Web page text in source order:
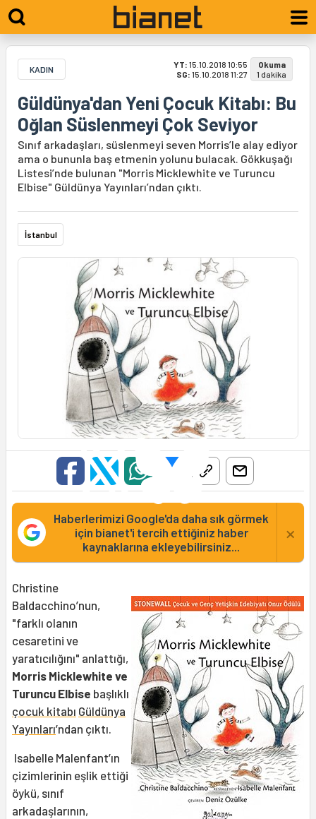
KADIN YT: 15.10.2018 10:55
SG: 15.10.2018 11:27
Okuma
1 dakika
Güldünya'dan Yeni Çocuk Kitabı: Bu
Oğlan Süslenmeyi Çok Seviyor
Sınıf arkadaşları, süslenmeyi seven Morris’le alay ediyor
ama o bununla baş etmenin yolunu bulacak. Gökkuşağı
Listesi’nde bulunan "Morris Micklewhite ve Turuncu
Elbise" Güldünya Yayınları’ndan çıktı.
İstanbul
Haberlerimizi Google'da daha sık görmek
için bianet'i tercih ettiğiniz haber
kaynaklarına ekleyebilirsiniz...
×
Christine
Baldacchino’nun,
"farklı olanın
cesaretini ve
yaratıcılığını" anlattığı,
Morris Micklewhite ve
Turuncu Elbise başlıklı
çocuk kitabı Güldünya
Yayınları’ndan çıktı.
Isabelle Malenfant’ın
çizimlerinin eşlik ettiği
öykü, sınıf
arkadaşlarının,